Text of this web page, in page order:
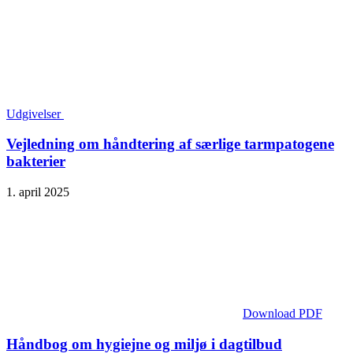
Udgivelser
Vejledning om håndtering af særlige tarmpatogene
bakterier
1. april 2025
Download PDF
Håndbog om hygiejne og miljø i dagtilbud